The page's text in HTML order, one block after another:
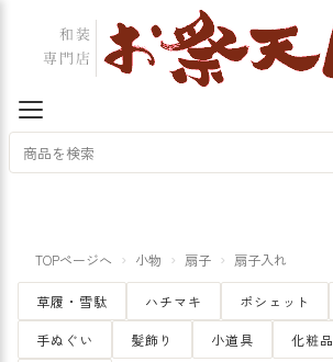
TOPページへ 小物 扇子 扇子入れ
草履・雪駄 ハチマキ ポシェット
手ぬぐい 髪飾り 小道具 化粧品